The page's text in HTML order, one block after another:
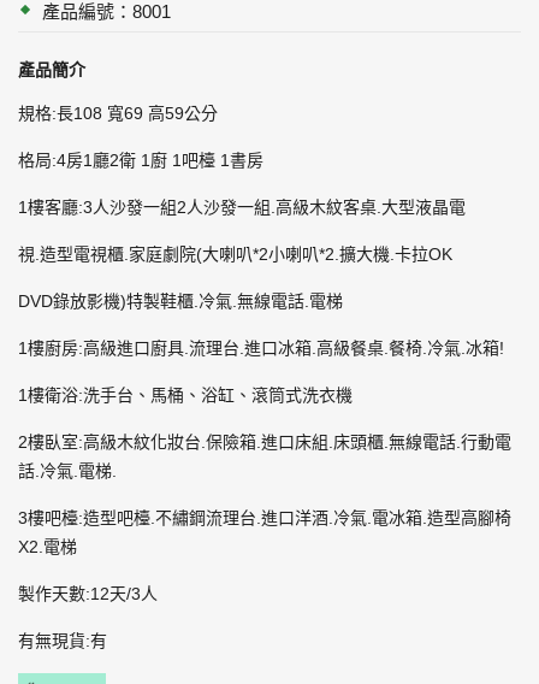
產品編號：8001
產品簡介
規格:長108 寬69 高59公分
格局:4房1廳2衛 1廚 1吧檯 1書房
1樓客廳:3人沙發一組2人沙發一組.高級木紋客桌.大型液晶電
視.造型電視櫃.家庭劇院(大喇叭*2小喇叭*2.擴大機.卡拉OK
DVD錄放影機)特製鞋櫃.冷氣.無線電話.電梯
1樓廚房:高級進口廚具.流理台.進口冰箱.高級餐桌.餐椅.冷氣.冰箱!
1樓衛浴:洗手台、馬桶、浴缸、滾筒式洗衣機
2樓臥室:高級木紋化妝台.保險箱.進口床組.床頭櫃.無線電話.行動電
話.冷氣.電梯.
3樓吧檯:造型吧檯.不繡鋼流理台.進口洋酒.冷氣.電冰箱.造型高腳椅
X2.電梯
製作天數:12天/3人
有無現貨:有